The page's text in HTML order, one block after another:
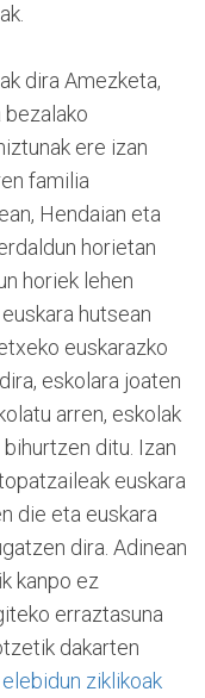
dira Amezketa,
bezalako
ere izan
familia
Hendaian eta
horietan
horiek lehen
hutsean
euskarazko
eskolara joaten
arren, eskolak
ditu. Izan
euskara
die eta euskara
dira. Adinean
kanpo ez
erraztasuna
dakarten
elebidun ziklikoak